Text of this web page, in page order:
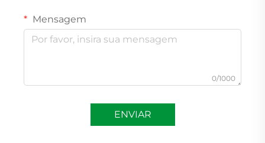
Mensagem
0/1000
ENVIAR